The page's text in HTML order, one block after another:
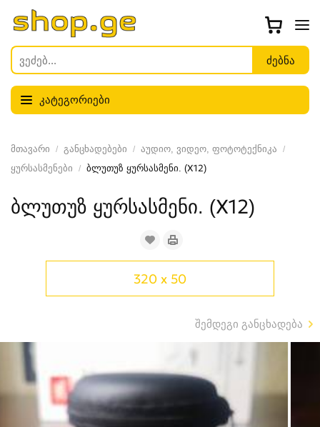
კატეგორიები
მთავარი განცხადებები
აუდიო, ვიდეო, ფოტოტექნიკა
ყურსასმენები
ბლუთუზ ყურსასმენი. (X12)
ბლუთუზ ყურსასმენი. (X12)
320 x 50
შემდეგი განცხადება